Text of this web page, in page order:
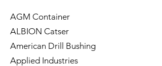
AGM Container
ALBION Catser
American Drill Bushing
Applied Industries